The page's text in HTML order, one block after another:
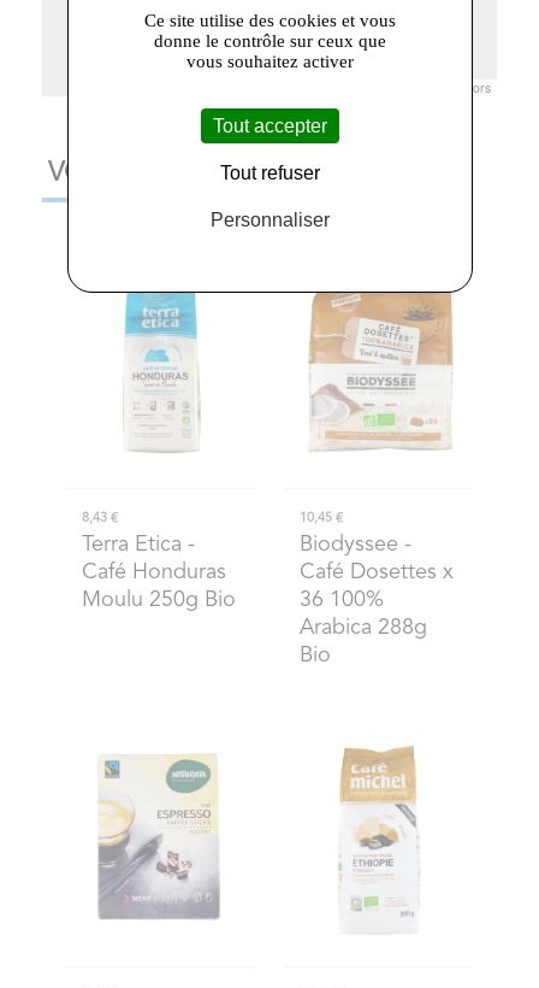
contributors
VOUS AIMEREZ AUSSI
8,43 €
Terra Etica -
Café Honduras
Moulu 250g Bio
10,45 €
Biodyssee -
Café Dosettes x
36 100%
Arabica 288g
Bio
Ce site utilise des cookies et vous
donne le contrôle sur ceux que
vous souhaitez activer
Tout accepter
Tout refuser
Personnaliser